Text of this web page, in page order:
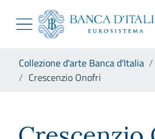
Skip to Main Content
Vai al sito istituzionale
Vai al menu di navigazione
Vai alla ricerca
Vai al footer
Collezione d'arte Banca d'Italia
Crescenzio Onofri